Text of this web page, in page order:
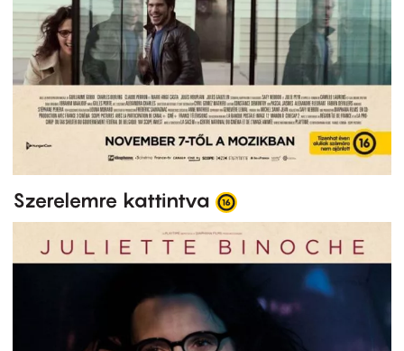
Szerelemre kattintva